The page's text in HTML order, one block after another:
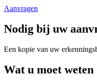
Aanvragen
Nodig bij uw
Een kopie van uw
Wat u moet weten